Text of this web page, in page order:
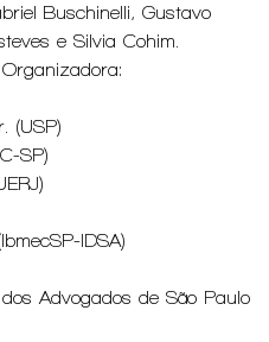
Buschinelli, Gustavo
e Silvia Cohim.
(USP)
SP)
IDSA)
Advogados de São Paulo